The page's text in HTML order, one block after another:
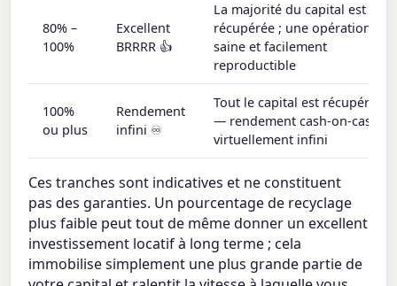
80% –
100%
Excellent
BRRRR 👍
La majorité du capital est
récupérée ; une opération
saine et facilement
reproductible
100%
ou plus
Rendement
infini ♾️
Tout le capital est récupéré
— rendement cash-on-cash
virtuellement infini
Ces tranches sont indicatives et ne constituent
pas des garanties. Un pourcentage de recyclage
plus faible peut tout de même donner un excellent
investissement locatif à long terme ; cela
immobilise simplement une plus grande partie de